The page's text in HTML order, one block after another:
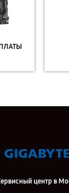
центр в